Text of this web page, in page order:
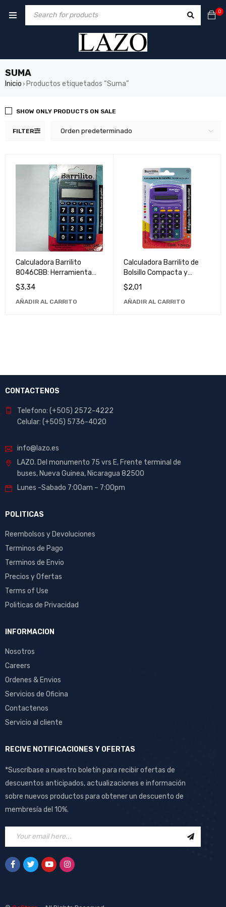
0
SUMA
Inicio › Productos etiquetados “Suma”
FILTER Orden predeterminado
SHOW ONLY PRODUCTS ON SALE
Calculadora Barrilito
8046CBB: Herramienta
Esencial para Cálculos
Precisos y Rápidos
$3,34
AÑADIR AL CARRITO
Calculadora Barrilito de
Bolsillo Compacta y
Portátil para Uso Diario
$2,01
AÑADIR AL CARRITO
CONTACTENOS
Telefono: (+505) 2572-4222
Celular: (+505) 5736-4020
info@lazo.es
LAZO. Del monumento 75 vrs E, Frente terminal de
buses, Nueva Guinea, Nicaragua 82500
Lunes -Sabado 7:00am – 7:00pm
POLITICAS
Reembolsos y Devoluciones
Terminos de Pago
Terminos de Envio
Precios y Ofertas
Terms of Use
Politicas de Privacidad
INFORMACION
Nosotros
Careers
Ordenes & Envios
Servicios de Oficina
Contactenos
Servicio al cliente
RECIVE NOTIFICACIONES Y OFERTAS
*Suscríbase a nuestro boletín para recibir ofertas de
descuentos anticipados, actualizaciones e información
sobre nuevos productos para obtener un descuento de
membresía del 10%.